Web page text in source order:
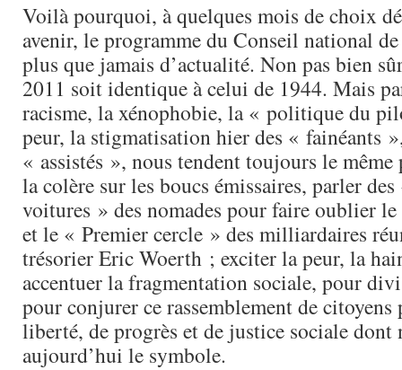
Voilà pourquoi, à quelques mois de choix
avenir, le programme du Conseil national de
plus que jamais d’actualité. Non pas bien
2011 soit identique à celui de 1944. Mais
racisme, la xénophobie, la « politique du
peur, la stigmatisation hier des « fainéants
« assistés », nous tendent toujours le
la colère sur les boucs émissaires, parler des
voitures » des nomades pour faire oublier
et le « Premier cercle » des milliardaires
trésorier Eric Woerth ; exciter la peur, la
accentuer la fragmentation sociale, pour
pour conjurer ce rassemblement de citoyens
liberté, de progrès et de justice sociale dont
aujourd’hui le symbole.